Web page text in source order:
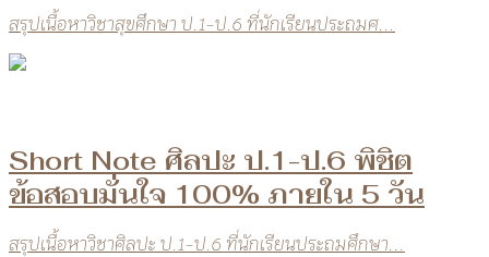
สรุปเนื้อหาวิชาสุขศึกษา ป.1-ป.6 ที่นักเรียนประถมศ...
Short Note ศิลปะ ป.1-ป.6 พิชิต
ข้อสอบมั่นใจ 100% ภายใน 5 วัน
สรุปเนื้อหาวิชาศิลปะ ป.1-ป.6 ที่นักเรียนประถมศึกษา...